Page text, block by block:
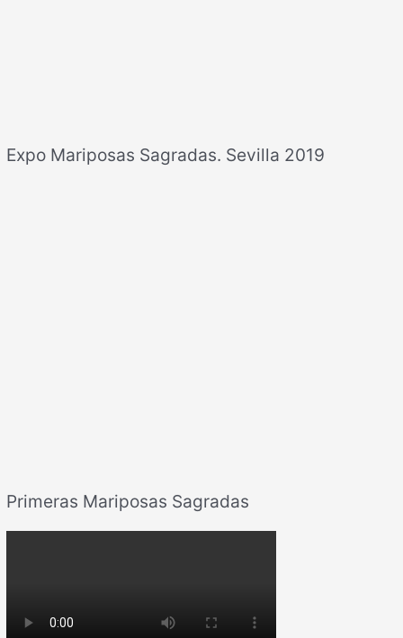
Expo Mariposas Sagradas. Sevilla 2019
Primeras Mariposas Sagradas